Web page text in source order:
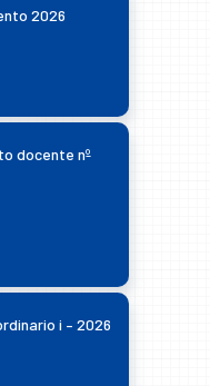
2026
docente nº
i – 2026